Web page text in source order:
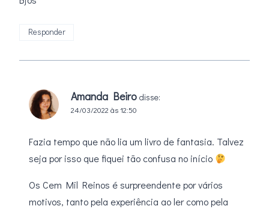
Responder
Amanda Beiro disse:
24/03/2022 às 12:50
Fazia tempo que não lia um livro de fantasia. Talvez
seja por isso que fiquei tão confusa no início
Os Cem Mil Reinos é surpreendente por vários
motivos, tanto pela experiência ao ler como pela